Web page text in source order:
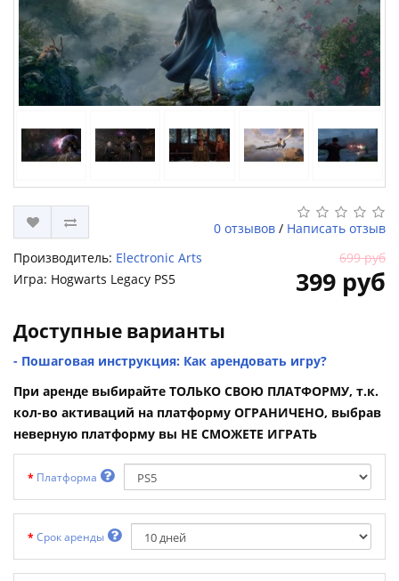
0 отзывов / Написать отзыв
Производитель: Electronic Arts
Игра: Hogwarts Legacy PS5
699 руб
399 руб
Доступные варианты
- Пошаговая инструкция: Как арендовать игру?
При аренде выбирайте ТОЛЬКО СВОЮ ПЛАТФОРМУ, т.к.
кол-во активаций на платформу ОГРАНИЧЕНО, выбрав
неверную платформу вы НЕ СМОЖЕТЕ ИГРАТЬ
Платформа
Срок аренды